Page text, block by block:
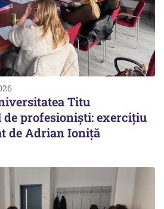
Titu
profesioniști: exercițiu
de Adrian Ioniță